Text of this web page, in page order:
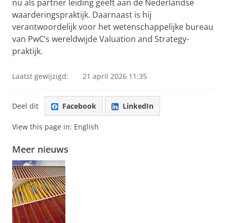
nu als partner leiding geeft aan de Nederlandse
waarderingspraktijk. Daarnaast is hij
verantwoordelijk voor het wetenschappelijke bureau
van PwC’s wereldwijde Valuation and Strategy-
praktijk.
Laatst gewijzigd: 21 april 2026 11:35
Deel dit Facebook LinkedIn
View this page in: English
Meer nieuws